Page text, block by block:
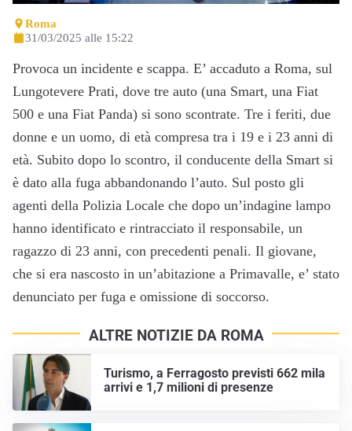
Roma
31/03/2025 alle 15:22
Provoca un incidente e scappa. E’ accaduto a Roma, sul
Lungotevere Prati, dove tre auto (una Smart, una Fiat
500 e una Fiat Panda) si sono scontrate. Tre i feriti, due
donne e un uomo, di età compresa tra i 19 e i 23 anni di
età. Subito dopo lo scontro, il conducente della Smart si
è dato alla fuga abbandonando l’auto. Sul posto gli
agenti della Polizia Locale che dopo un’indagine lampo
hanno identificato e rintracciato il responsabile, un
ragazzo di 23 anni, con precedenti penali. Il giovane,
che si era nascosto in un’abitazione a Primavalle, e’ stato
denunciato per fuga e omissione di soccorso.
ALTRE NOTIZIE DA ROMA
Turismo, a Ferragosto previsti 662 mila
arrivi e 1,7 milioni di presenze